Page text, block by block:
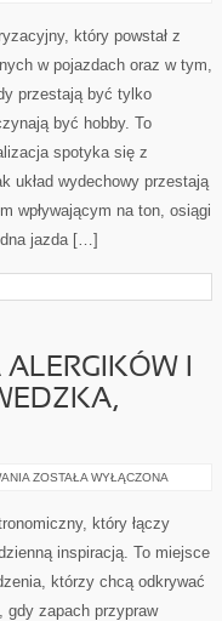
TESTY
RECENZJE
który powstał z
w pojazdach oraz w tym,
przestają być tylko
być hobby. To
spotyka się z
układ wydechowy przestają
wpływającym na ton, osiągi
jazda […]
I
KUCHNIA
DLA
ALERGIKÓW
KUCHNIA
(SZWEDZKA,
FIŃSKA)
ZOSTAŁA WYŁĄCZONA
który łączy
inspiracją. To miejsce
którzy chcą odkrywać
gdy zapach przypraw